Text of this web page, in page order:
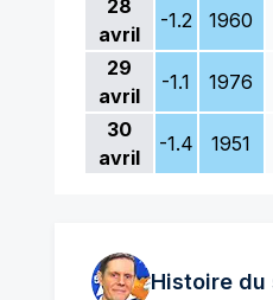
28
avril
-1.2 1960
29
avril
-1.1 1976
30
avril
-1.4 1951
Histoire du